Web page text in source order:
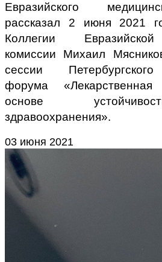
Евразийского
рассказал 2 июня 2021
Коллегии
комиссии Михаил
сессии Петербургского
форума
основе
здравоохранения».
03 июня 2021